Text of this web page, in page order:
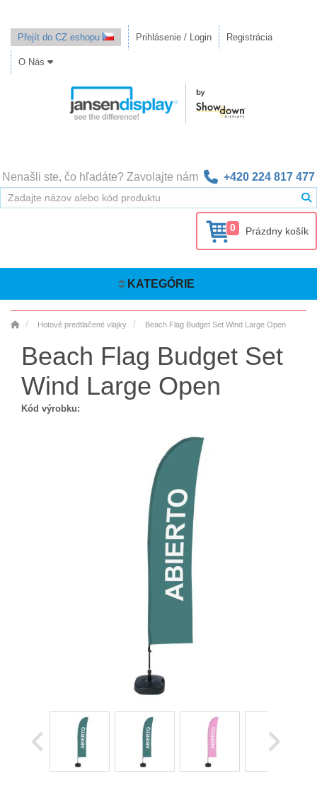
Přejít do CZ eshopu Prihlásenie / Login Registrácia
O Nás
Nenašli ste, čo hľadáte? Zavolajte nám +420 224 817 477
0 Prázdny košík
KATEGÓRIE
Hotové predtlačené vlajky Beach Flag Budget Set Wind Large Open
Beach Flag Budget Set
Wind Large Open
Kód výrobku: